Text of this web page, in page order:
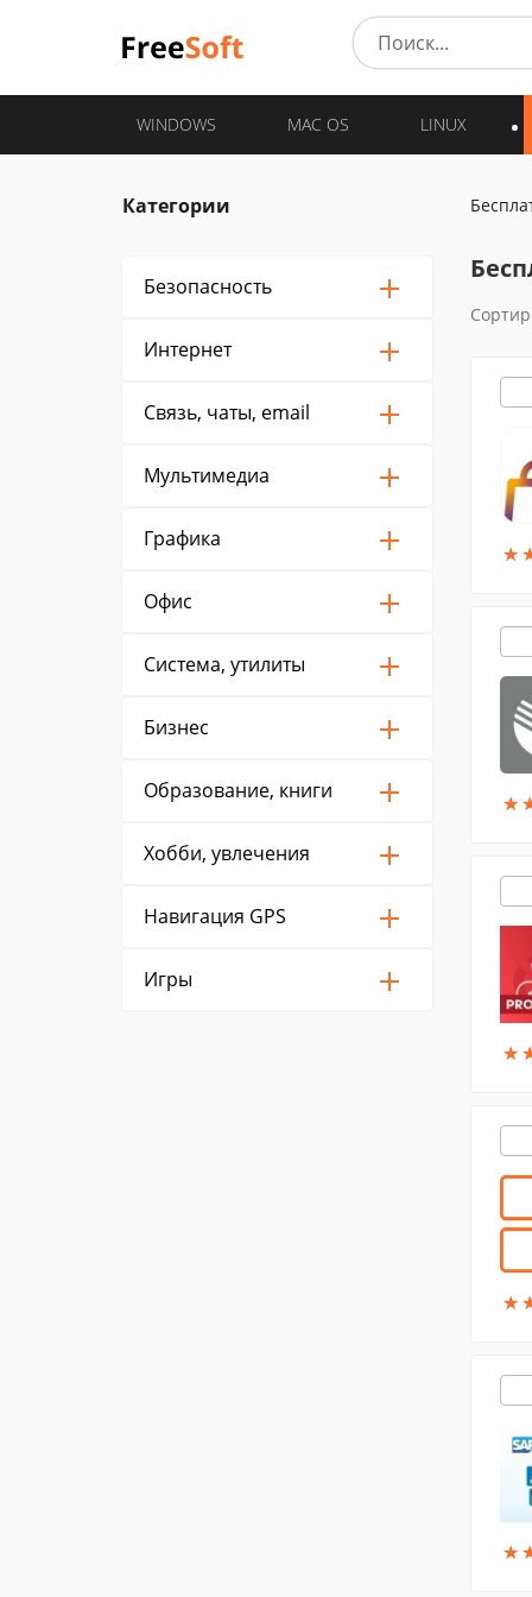
WINDOWS MAC OS LINUX
Категории
Безопасность
Интернет
Связь, чаты, email
Мультимедиа
Графика
Офис
Система, утилиты
Бизнес
Образование, книги
Хобби, увлечения
Навигация GPS
Игры
★
★
★
★
★
★
★
★
★
★